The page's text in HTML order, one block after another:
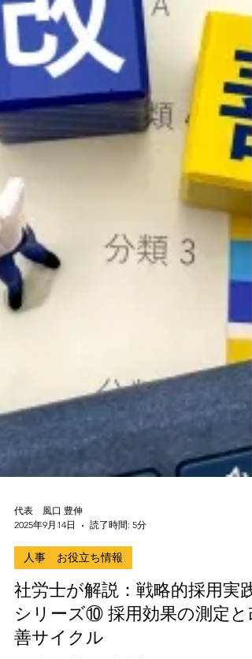
代表 風口 豊伸
2025年9月14日
読了時間: 5分
人事 お役立ち情報
社労士が解説：戦略的採用実践
シリーズ⑩ 採用効果の測定と